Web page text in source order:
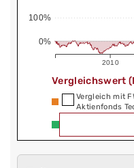
2010
0%
100%
Vergleichswert
Vergleich mit
Aktienfonds